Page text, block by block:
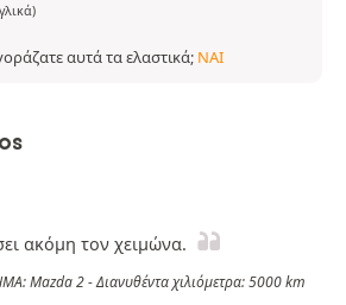
αυτά τα ελαστικά; ΝΑΙ
ακόμη τον χειμώνα.
Mazda 2 - Διανυθέντα χιλιόμετρα: 5000 km